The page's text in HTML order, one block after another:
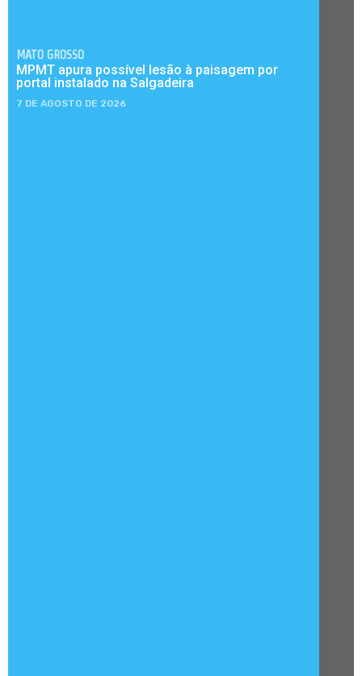
MATO GROSSO
MPMT apura possível lesão à paisagem por
portal instalado na Salgadeira
7 DE AGOSTO DE 2026